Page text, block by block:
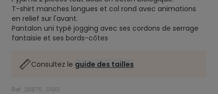
T-shirt manches longues et col rond avec animations
en relief sur l'avant.
Pantalon uni typé jogging avec ses cordons de serrage
fantaisie et ses bords-côtes
Consultez le guide des tailles
Ref. 28875_01911